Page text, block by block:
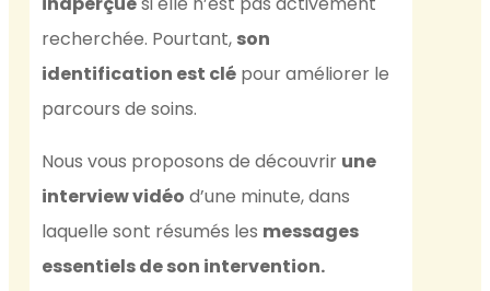
recherchée. Pourtant, son
identification est clépour améliorer le
parcours de soins.
Nous vous proposons de découvrir une
interview vidéo d’une minute, dans
laquelle sont résumés les messages
essentiels de son intervention.